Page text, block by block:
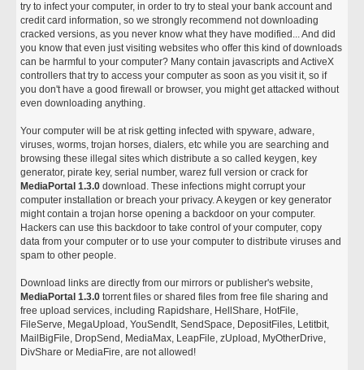
try to infect your computer, in order to try to steal your bank account and
credit card information, so we strongly recommend not downloading
cracked versions, as you never know what they have modified... And did
you know that even just visiting websites who offer this kind of downloads
can be harmful to your computer? Many contain javascripts and ActiveX
controllers that try to access your computer as soon as you visit it, so if
you don't have a good firewall or browser, you might get attacked without
even downloading anything.
Your computer will be at risk getting infected with spyware, adware,
viruses, worms, trojan horses, dialers, etc while you are searching and
browsing these illegal sites which distribute a so called keygen, key
generator, pirate key, serial number, warez full version or crack for
MediaPortal 1.3.0 download. These infections might corrupt your
computer installation or breach your privacy. A keygen or key generator
might contain a trojan horse opening a backdoor on your computer.
Hackers can use this backdoor to take control of your computer, copy
data from your computer or to use your computer to distribute viruses and
spam to other people.
Download links are directly from our mirrors or publisher's website,
MediaPortal 1.3.0 torrent files or shared files from free file sharing and
free upload services, including Rapidshare, HellShare, HotFile,
FileServe, MegaUpload, YouSendIt, SendSpace, DepositFiles, Letitbit,
MailBigFile, DropSend, MediaMax, LeapFile, zUpload, MyOtherDrive,
DivShare or MediaFire, are not allowed!